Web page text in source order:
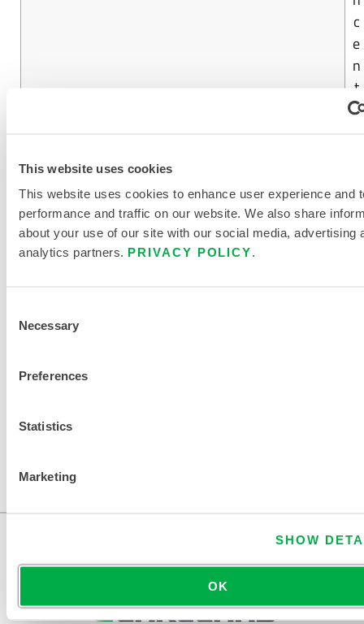
This website uses cookies
This website uses cookies to enhance user experience and
performance and traffic on our website. We also share
about your use of our site with our social media, advertising
analytics partners. PRIVACY POLICY.
Selection
Necessary
Preferences
Statistics
Marketing
SHOW
OK
c
e
n
t
r
o
n
d